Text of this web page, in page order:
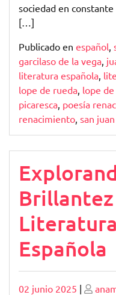
del
sociedad en
[…]
Publicado en español
garcilaso de la vega
literatura española
lope de rueda lope
picaresca poesía
renacimiento san
Española
Publicado
02 junio 2025 |